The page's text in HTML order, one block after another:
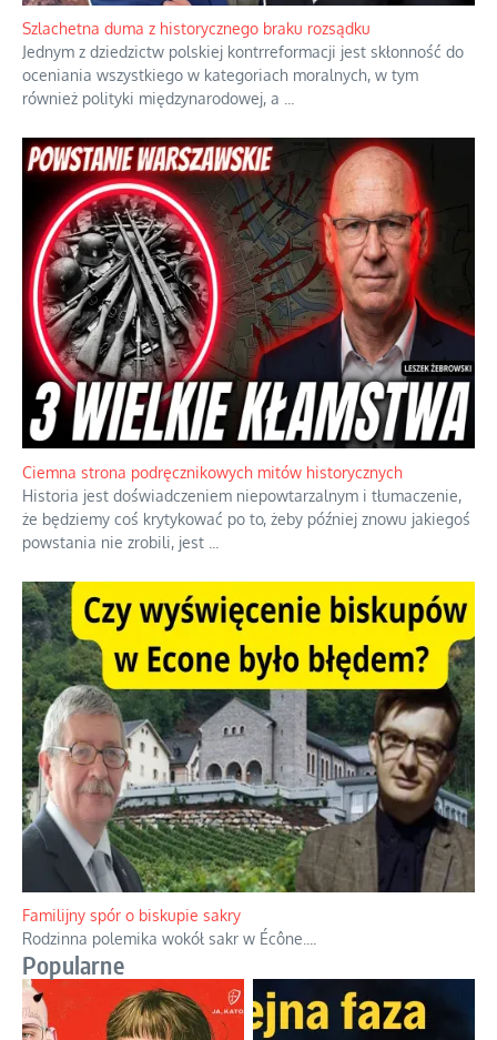
Ekspresowy kurs zbawienia z rodzinną katastrofą
Dramatyczne skutki skrajnej nadgorliwości we wspólnocie.
Szlachetna duma z historycznego braku rozsądku
Jednym z dziedzictw polskiej kontrreformacji jest skłonność do
oceniania wszystkiego w kategoriach moralnych, w tym
również polityki międzynarodowej, a...
Ciemna strona podręcznikowych mitów historycznych
Historia jest doświadczeniem niepowtarzalnym i tłumaczenie,
że będziemy coś krytykować po to, żeby później znowu jakiegoś
powstania nie zrobili, jest...